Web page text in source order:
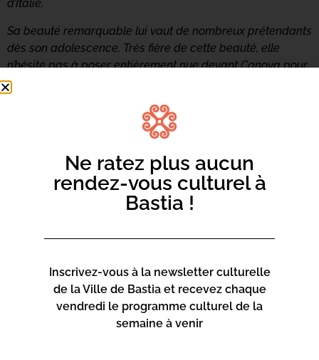
d’Italie.
Sa beauté remarquable lui vaut de nombreux prétendants
dès son adolescence. Très fière de cette beauté, elle
n’hésite pas à poser entièrement nue devant Canova pour
qu’il la sculpte en Vénus. Assoiffée de tendresse, elle va
vers des amours parfois tapageuses.
belle femme de son temps a été et demeurera jusqu’à la
fin la meilleure des créatures vivantes » (Napoléon). Elle
ne reniera jamais sa fidélité inaltérable envers son frère.
« Dante Alighieri »
Ne ratez plus aucun
rendez-vous culturel à
Bastia !
Inscrivez-vous à la newsletter culturelle
de la Ville de Bastia et recevez chaque
vendredi le programme culturel de la
semaine à venir